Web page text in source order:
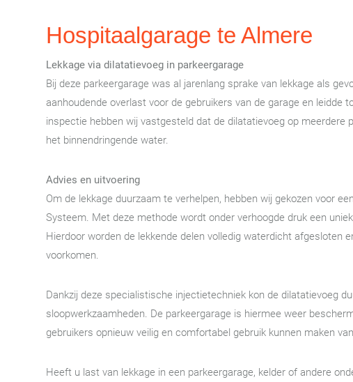
Hospitaalgarage te Almere
Lekkage via dilatatievoeg in parkeergarage
Bij deze parkeergarage was al jarenlang sprake van lekkage als
aanhoudende overlast voor de gebruikers van de garage en
inspectie hebben wij vastgesteld dat de dilatatievoeg op meerdere
het binnendringende water.
Advies en uitvoering
Om de lekkage duurzaam te verhelpen, hebben wij gekozen voor
Systeem. Met deze methode wordt onder verhoogde druk een
Hierdoor worden de lekkende delen volledig waterdicht afgesloten
voorkomen.
Dankzij deze specialistische injectietechniek kon de dilatatievoeg
sloopwerkzaamheden. De parkeergarage is hiermee weer
gebruikers opnieuw veilig en comfortabel gebruik kunnen maken
Heeft u last van lekkage in een parkeergarage, kelder of andere